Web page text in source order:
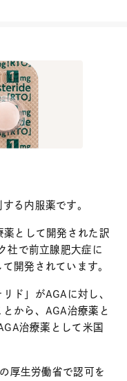
る内服薬です。
薬として開発された訳
社で前立腺肥大症に
開発されています。
ド」がAGAに対し、
から、AGA治療薬と
治療薬として米国
厚生労働省で認可を